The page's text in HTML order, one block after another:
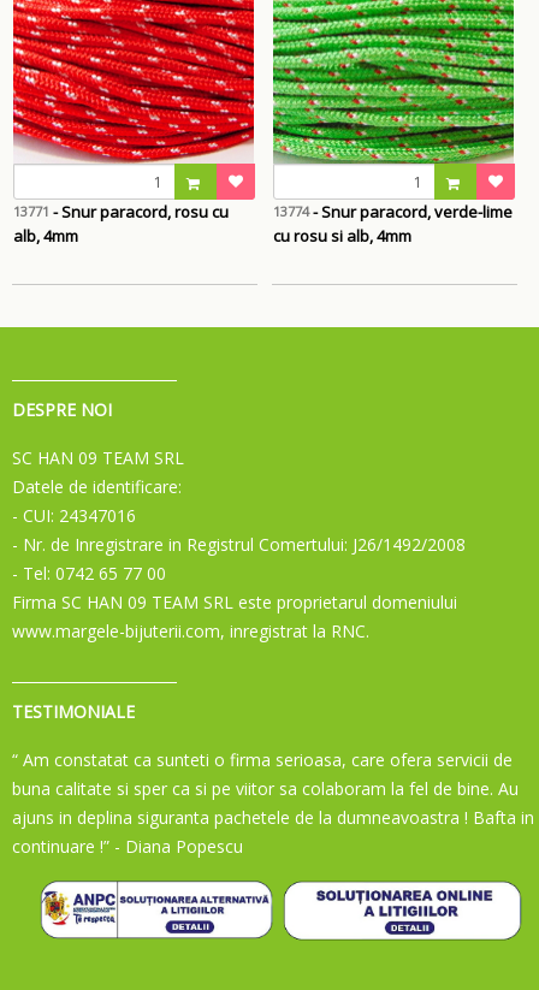
13771 - Snur paracord, rosu cu
alb, 4mm
13774- Snur paracord, verde-lime
cu rosu si alb, 4mm
DESPRE NOI
SC HAN 09 TEAM SRL
Datele de identificare:
- CUI: 24347016
- Nr. de Inregistrare in Registrul Comertului: J26/1492/2008
- Tel: 0742 65 77 00
Firma SC HAN 09 TEAM SRL este proprietarul domeniului
www.margele-bijuterii.com, inregistrat la RNC.
TESTIMONIALE
“ Am constatat ca sunteti o firma serioasa, care ofera servicii de
buna calitate si sper ca si pe viitor sa colaboram la fel de bine. Au
ajuns in deplina siguranta pachetele de la dumneavoastra ! Bafta in
continuare !” - Diana Popescu